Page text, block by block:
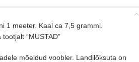
1 meeter. Kaal ca 7,5 grammi.
“MUSTAD”
mõeldud voobler. Landilõksuta on